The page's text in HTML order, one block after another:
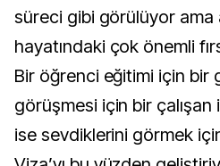
süreci gibi görülüyor ama
hayatındaki çok önemli
Bir öğrenci eğitimi için bir
görüşmesi için bir
ise sevdiklerini görmek